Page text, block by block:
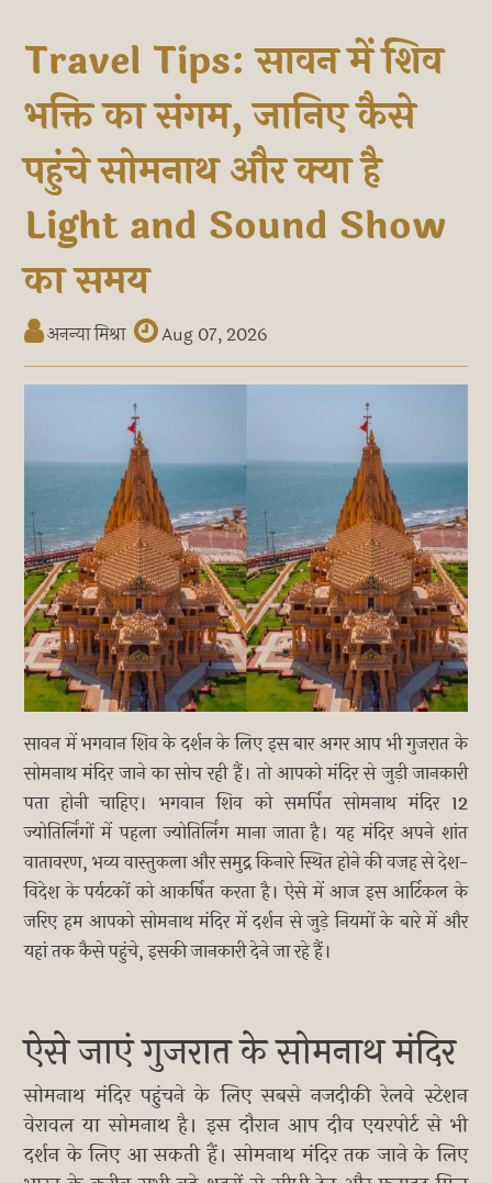
Travel Tips: सावन में शिव
भक्ति का संगम, जानिए कैसे
पहुंचे सोमनाथ और क्या है
Light and Sound Show
का समय
अनन्या मिश्रा Aug 07, 2026
सावन में भगवान शिव के दर्शन के लिए इस बार अगर आप भी गुजरात के
सोमनाथ मंदिर जाने का सोच रही हैं। तो आपको मंदिर से जुड़ी जानकारी
पता होनी चाहिए। भगवान शिव को समर्पित सोमनाथ मंदिर 12
ज्योतिर्लिंगों में पहला ज्योतिर्लिंग माना जाता है। यह मंदिर अपने शांत
वातावरण, भव्य वास्तुकला और समुद्र किनारे स्थित होने की वजह से देश-
विदेश के पर्यटकों को आकर्षित करता है। ऐसे में आज इस आर्टिकल के
जरिए हम आपको सोमनाथ मंदिर में दर्शन से जुड़े नियमों के बारे में और
यहां तक कैसे पहुंचे, इसकी जानकारी देने जा रहे हैं।
ऐसे जाएं गुजरात के सोमनाथ मंदिर
सोमनाथ मंदिर पहुंचने के लिए सबसे नजदीकी रेलवे स्टेशन
वेरावल या सोमनाथ है। इस दौरान आप दीव एयरपोर्ट से भी
दर्शन के लिए आ सकती हैं। सोमनाथ मंदिर तक जाने के लिए